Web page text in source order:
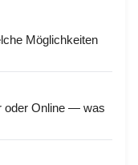
Möglichkeiten
oder Online — was